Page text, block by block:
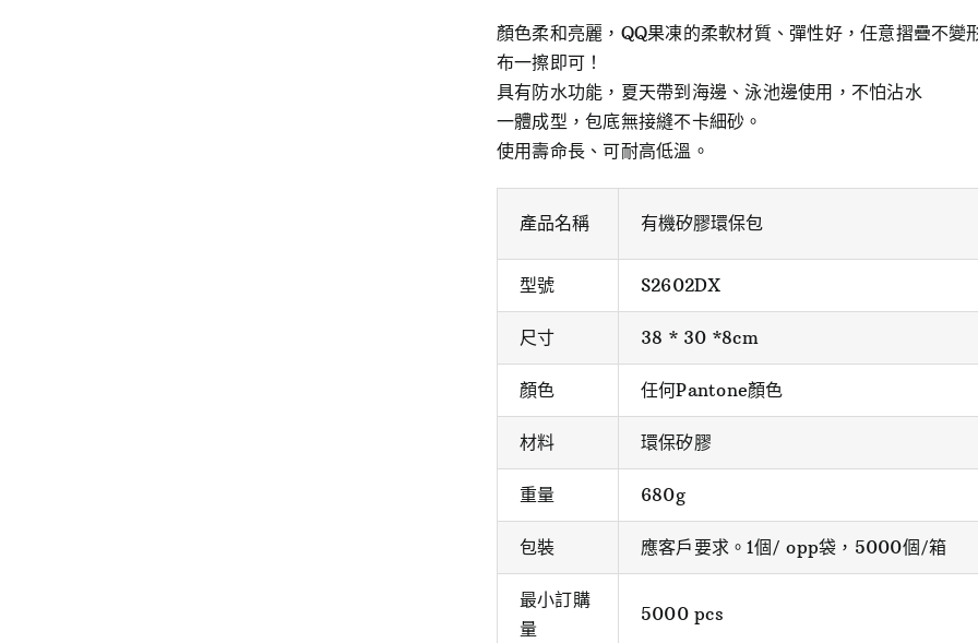
顏色柔和亮麗，QQ果凍的柔軟材質、彈性好，任意摺疊不變
布一擦即可！
具有防水功能，夏天帶到海邊、泳池邊使用，不怕沾水
一體成型，包底無接縫不卡細砂。
使用壽命長、可耐高低溫。
產品名稱 有機矽膠環保包
型號 S2602DX
尺寸 38 * 30 *8cm
顏色 任何Pantone顏色
材料 環保矽膠
重量 680g
包裝 應客戶要求。1個/ opp袋，5000個/箱
最小訂購
量
5000 pcs